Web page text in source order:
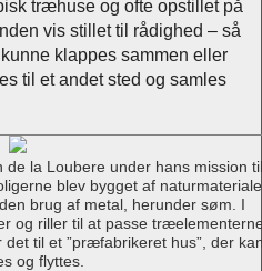
træhuse og ofte opstillet på
vis stillet til rådighed – så
klappes sammen eller
til et andet sted og samles
de la Loubere under hans mission til
blev bygget af naturmateriale
brug af metal, herunder søm. I
og riller til at passe
til et ”præfabrikeret hus”, der
og flyttes.